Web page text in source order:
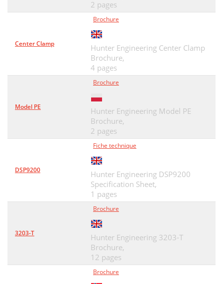
2 pages
Center Clamp
Brochure
Hunter Engineering Center Clamp
Brochure,
4 pages
Model PE
Brochure
Hunter Engineering Model PE
Brochure,
2 pages
DSP9200
Fiche technique
Hunter Engineering DSP9200
Specification Sheet,
1 pages
3203-T
Brochure
Hunter Engineering 3203-T
Brochure,
12 pages
Brochure